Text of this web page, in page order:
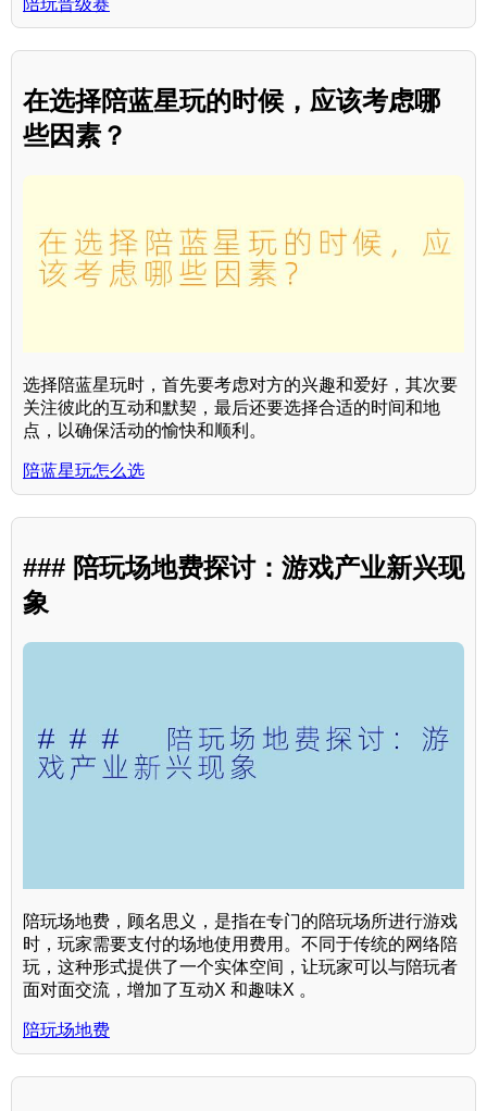
陪玩晋级赛
在选择陪蓝星玩的时候，应该考虑哪
些因素？
选择陪蓝星玩时，首先要考虑对方的兴趣和爱好，其次要
关注彼此的互动和默契，最后还要选择合适的时间和地
点，以确保活动的愉快和顺利。
陪蓝星玩怎么选
### 陪玩场地费探讨：游戏产业新兴现
象
陪玩场地费，顾名思义，是指在专门的陪玩场所进行游戏
时，玩家需要支付的场地使用费用。不同于传统的网络陪
玩，这种形式提供了一个实体空间，让玩家可以与陪玩者
面对面交流，增加了互动X 和趣味X 。
陪玩场地费